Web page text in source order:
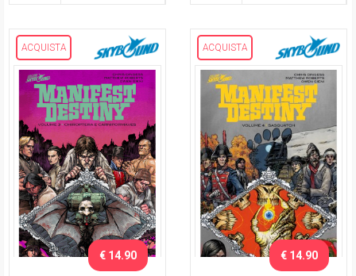
ACQUISTA
€ 14.90
ACQUISTA
€ 14.90